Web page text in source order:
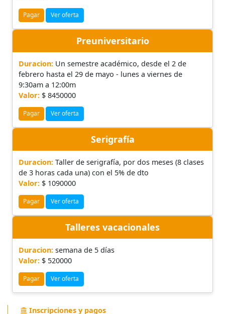
Pagar Ver oferta
Preuniversitario
Duracion: Un semestre académico, desde el 2 de
febrero hasta el 29 de mayo - lunes a viernes de
9:30am a 12:00m
Valor: $ 8450000
Pagar Ver oferta
Serigrafía
Duracion: Taller de serigrafía, por dos meses (8 clases
de 3 horas cada una) con el 5% de dto
Valor: $ 1090000
Pagar Ver oferta
Talleres vacacionales
Duracion: semana de 5 días
Valor: $ 520000
Pagar Ver oferta
Inscripciones y pagos